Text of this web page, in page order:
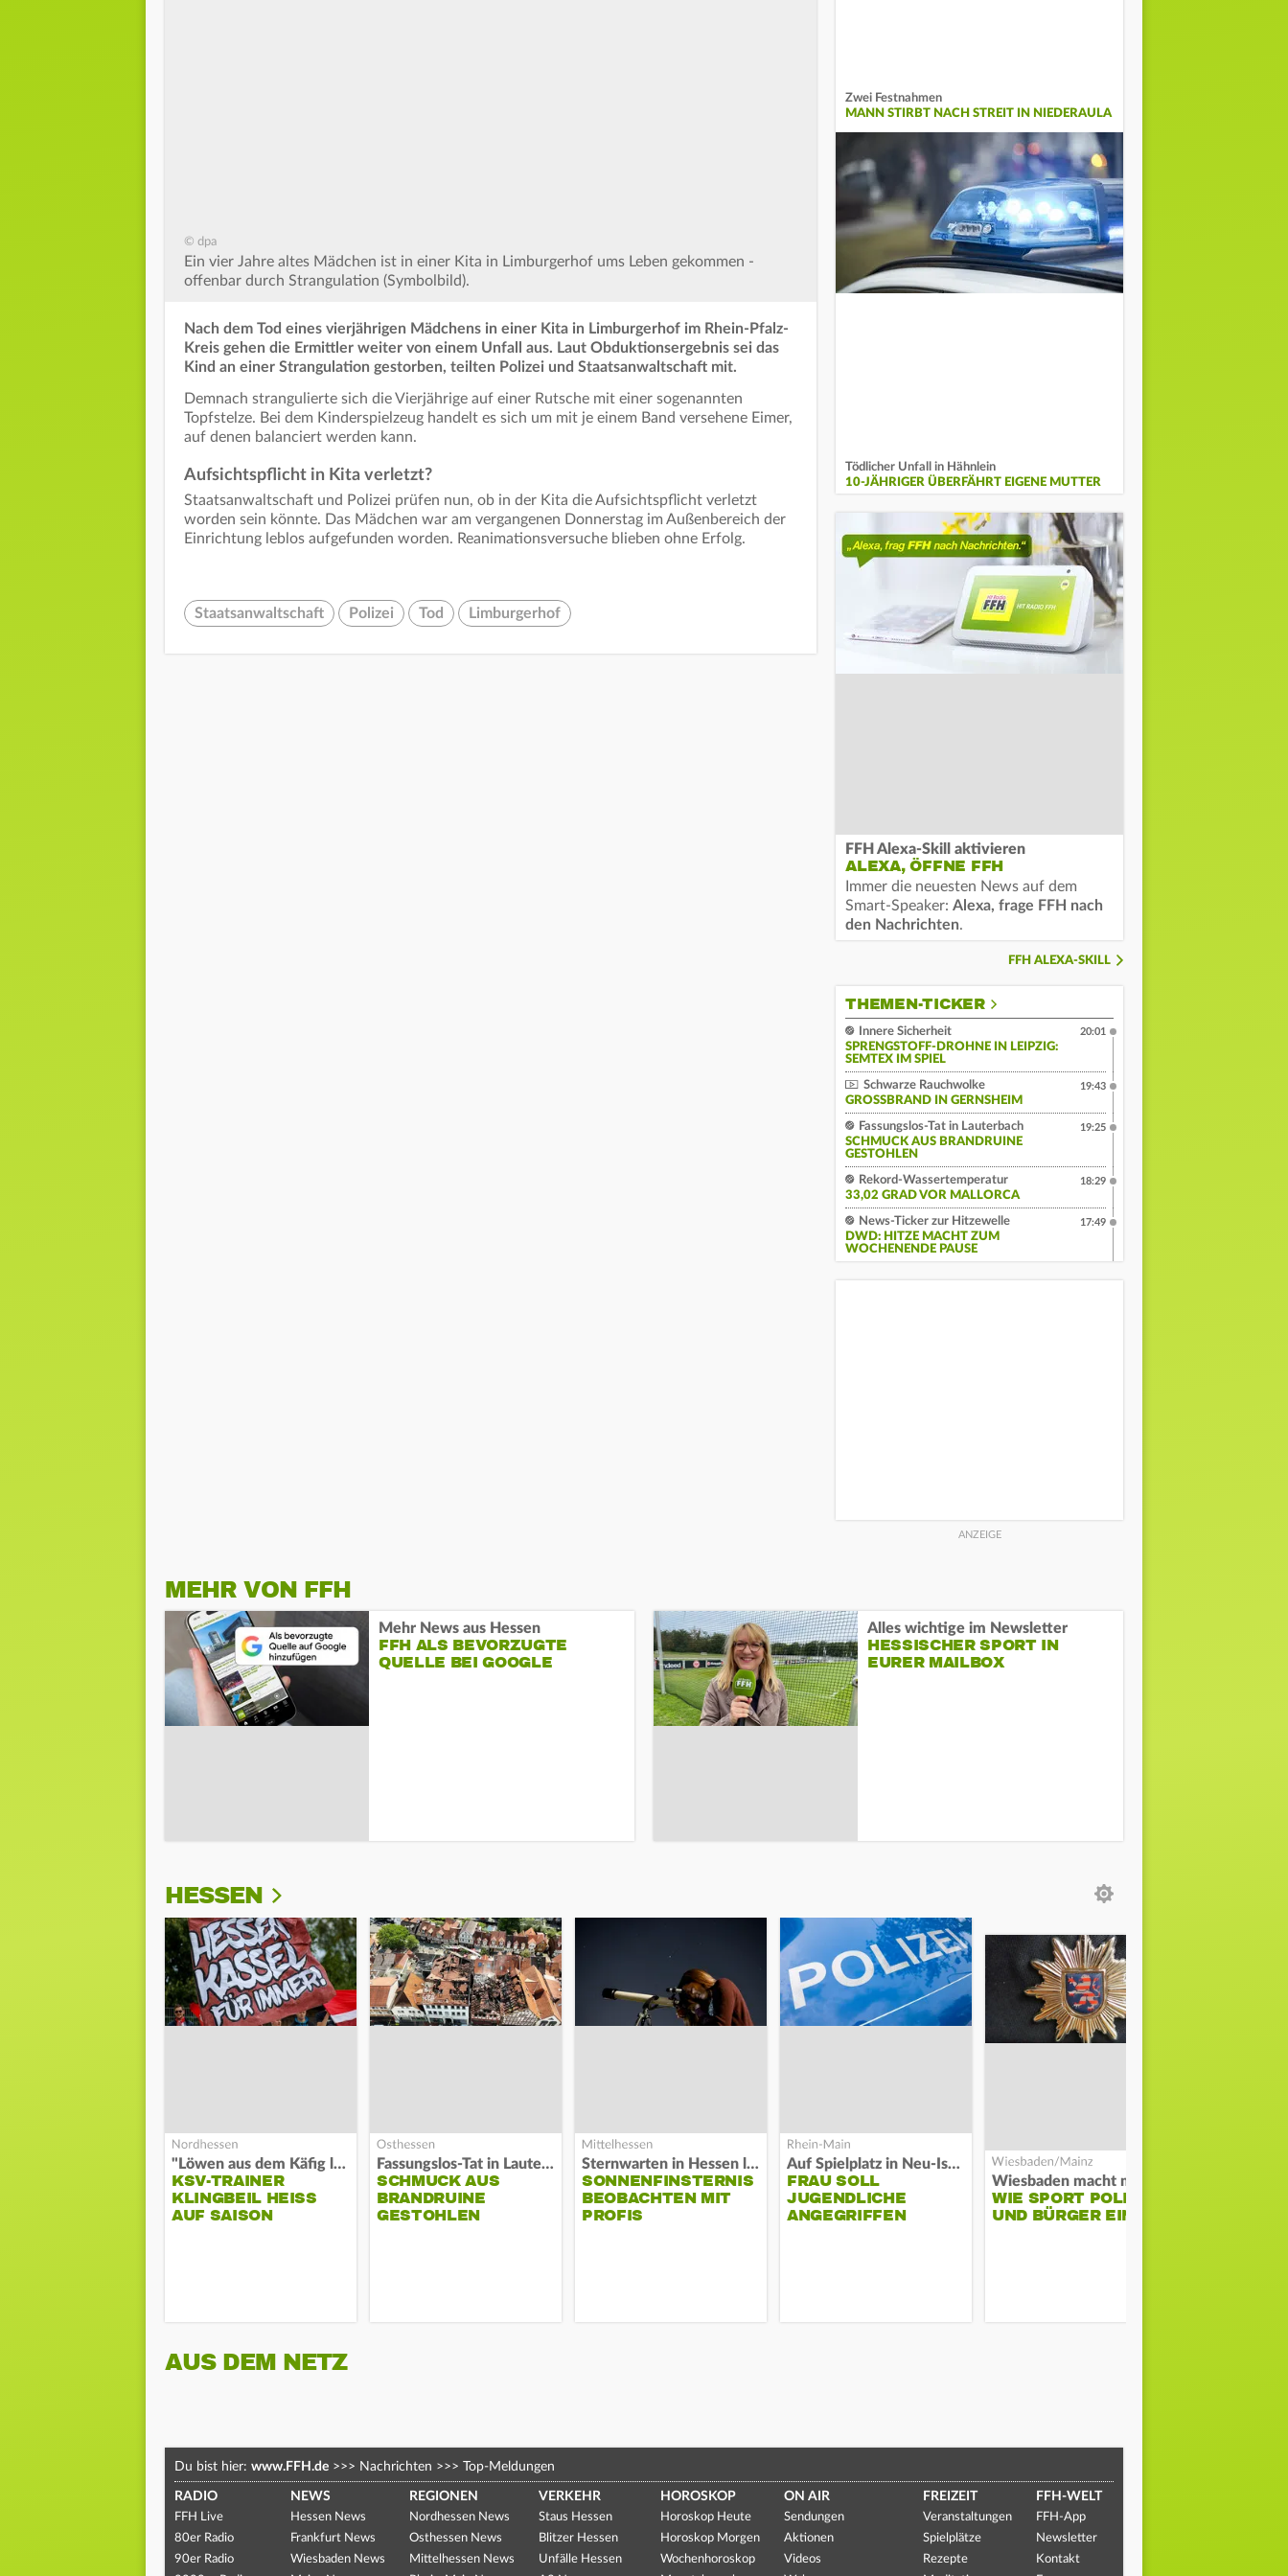
© dpa
Ein vier Jahre altes Mädchen ist in einer Kita in Limburgerhof ums Leben gekommen -
offenbar durch Strangulation (Symbolbild).
Nach dem Tod eines vierjährigen Mädchens in einer Kita in Limburgerhof im Rhein-Pfalz-
Kreis gehen die Ermittler weiter von einem Unfall aus. Laut Obduktionsergebnis sei das
Kind an einer Strangulation gestorben, teilten Polizei und Staatsanwaltschaft mit.
Demnach strangulierte sich die Vierjährige auf einer Rutsche mit einer sogenannten
Topfstelze. Bei dem Kinderspielzeug handelt es sich um mit je einem Band versehene Eimer,
auf denen balanciert werden kann.
Aufsichtspflicht in Kita verletzt?
Staatsanwaltschaft und Polizei prüfen nun, ob in der Kita die Aufsichtspflicht verletzt
worden sein könnte. Das Mädchen war am vergangenen Donnerstag im Außenbereich der
Einrichtung leblos aufgefunden worden. Reanimationsversuche blieben ohne Erfolg.
Staatsanwaltschaft Polizei Tod Limburgerhof
Zwei Festnahmen
MANN STIRBT NACH STREIT IN NIEDERAULA
Tödlicher Unfall in Hähnlein
10-JÄHRIGER ÜBERFÄHRT EIGENE MUTTER
FFH Alexa-Skill aktivieren
ALEXA, ÖFFNE FFH
Immer die neuesten News auf dem
Smart-Speaker: Alexa, frage FFH nach
den Nachrichten.
FFH ALEXA-SKILL
THEMEN-TICKER
Innere Sicherheit
SPRENGSTOFF-DROHNE IN LEIPZIG:
SEMTEX IM SPIEL
20:01
Schwarze Rauchwolke
GROSSBRAND IN GERNSHEIM
19:43
Fassungslos-Tat in Lauterbach
SCHMUCK AUS BRANDRUINE
GESTOHLEN
19:25
Rekord-Wassertemperatur
33,02 GRAD VOR MALLORCA
18:29
News-Ticker zur Hitzewelle
DWD: HITZE MACHT ZUM
WOCHENENDE PAUSE
17:49
MEHR VON FFH
Mehr News aus Hessen
FFH ALS BEVORZUGTE
QUELLE BEI GOOGLE
Alles wichtige im Newsletter
HESSISCHER SPORT IN
EURER MAILBOX
HESSEN
"Löwen aus dem Käfig lassen"
KSV-TRAINER
KLINGBEIL HEISS A
UF SAISON
Fassungslos-Tat in Lauterbach
SCHMUCK AUS
BRANDRUINE
GESTOHLEN
Sternwarten in Hessen laden ein
SONNENFINSTERNIS
BEOBACHTEN MIT
PROFIS
Auf Spielplatz in Neu-Isenburg
FRAU SOLL
JUGENDLICHE
ANGEGRIFFEN
Wiesbaden macht mobil
WIE SPORT POLIZEI
UND BÜRGER EINT
AUS DEM NETZ
Du bist hier: www.FFH.de >>> Nachrichten >>> Top-Meldungen
RADIO
FFH Live
80er Radio
90er Radio
NEWS
Hessen News
Frankfurt News
Wiesbaden News
REGIONEN
Nordhessen News
Osthessen News
Mittelhessen News
VERKEHR
Staus Hessen
Blitzer Hessen
Unfälle Hessen
HOROSKOP
Horoskop Heute
Horoskop Morgen
Wochenhoroskop
ON AIR
Sendungen
Aktionen
Videos
FREIZEIT
Veranstaltungen
Spielplätze
Rezepte
FFH-WELT
FFH-App
Newsletter
Kontakt